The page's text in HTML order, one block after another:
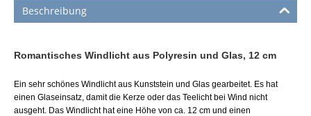
Beschreibung
Romantisches Windlicht aus Polyresin und Glas, 12 cm
Ein sehr schönes Windlicht aus Kunststein und Glas gearbeitet. Es hat
einen Glaseinsatz, damit die Kerze oder das Teelicht bei Wind nicht
ausgeht. Das Windlicht hat eine Höhe von ca. 12 cm und einen